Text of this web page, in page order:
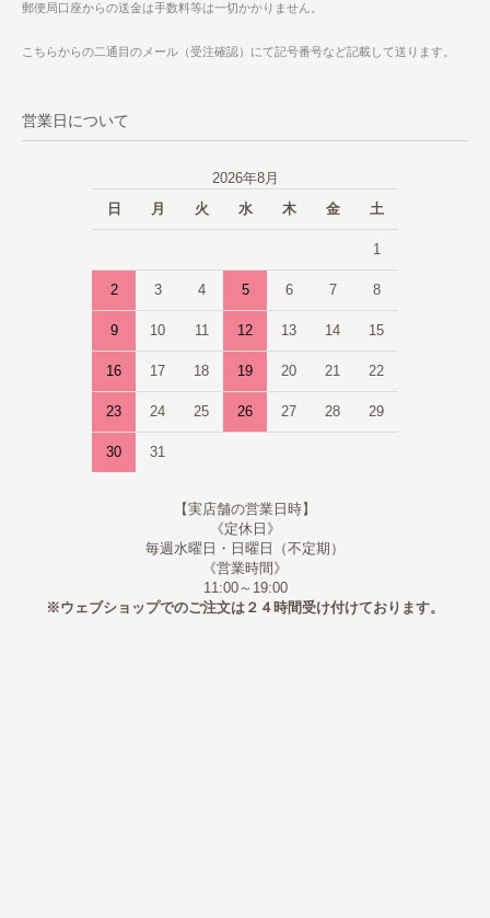
郵便局口座からの送金は手数料等は一切かかりません。
こちらからの二通目のメール（受注確認）にて記号番号など記載して送ります。
営業日について
2026年8月
日
月 火 水 木 金 土
1
2 3 4 5 6 7 8
9 10 11 12 13 14 15
16 17 18 19 20 21 22
23 24 25 26 27 28 29
30 31
【実店舗の営業日時】
《定休日》
毎週水曜日・日曜日（不定期）
《営業時間》
11:00～19:00
※ウェブショップでのご注文は２４時間受け付けております。